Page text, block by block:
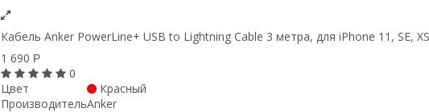
Кабель Anker PowerLine+ USB to Lightning Cable 3 метра, для iPhone 11, SE,
1 690 Р
0
Цвет
Красный
ПроизводительAnker